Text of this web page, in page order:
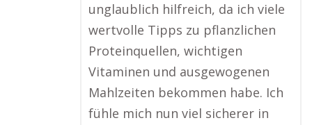
unglaublich hilfreich, da ich viele
wertvolle Tipps zu pflanzlichen
Proteinquellen, wichtigen
Vitaminen und ausgewogenen
Mahlzeiten bekommen habe. Ich
fühle mich nun viel sicherer in